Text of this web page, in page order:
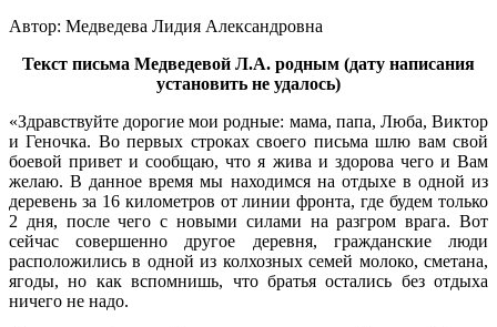
Автор: Медведева Лидия Александровна
Текст письма Медведевой Л.А. родным (дату написания
установить не удалось)
«Здравствуйте дорогие мои родные: мама, папа, Люба, Виктор
и Геночка. Во первых строках своего письма шлю вам свой
боевой привет и сообщаю, что я жива и здорова чего и Вам
желаю. В данное время мы находимся на отдыхе в одной из
деревень за 16 километров от линии фронта, где будем только
2 дня, после чего с новыми силами на разгром врага. Вот
сейчас совершенно другое деревня, гражданские люди
расположились в одной из колхозных семей молоко, сметана,
ягоды, но как вспомнишь, что братья остались без отдыха
ничего не надо.